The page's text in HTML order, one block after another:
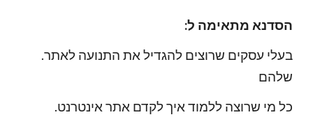
:הסדנא מתאימה ל
.בעלי עסקים שרוצים להגדיל את התנועה לאתר
שלהם
.כל מי שרוצה ללמוד איך לקדם אתר אינטרנט